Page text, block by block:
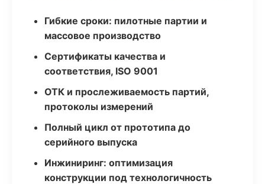
Гибкие сроки: пилотные партии и
массовое производство
Сертификаты качества и
соответствия, ISO 9001
ОТК и прослеживаемость партий,
протоколы измерений
Полный цикл от прототипа до
серийного выпуска
Инжиниринг: оптимизация
конструкции под технологичность